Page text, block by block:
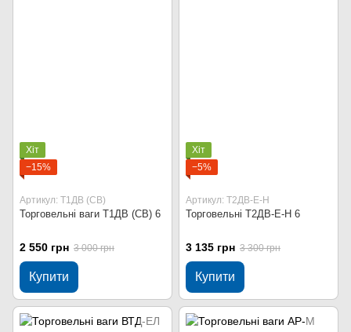
Хіт
−15%
Артикул: Т1ДВ (СВ)
Торговельні ваги Т1ДВ (СВ) 6
2 550 грн 3 000 грн
Купити
Хіт
−5%
Артикул: Т2ДВ-Е-Н
Торговельні Т2ДВ-Е-Н 6
3 135 грн 3 300 грн
Купити